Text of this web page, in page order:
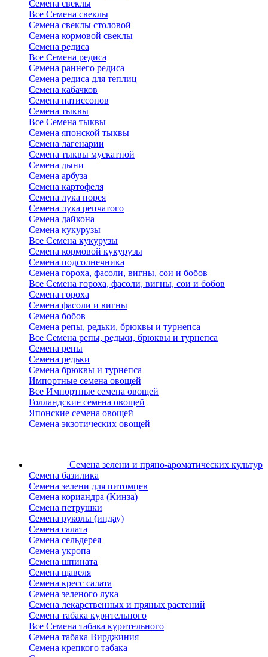
Семена свеклы
Все Семена свеклы
Семена свеклы столовой
Семена кормовой свеклы
Семена редиса
Все Семена редиса
Семена раннего редиса
Семена редиса для теплиц
Семена кабачков
Семена патиссонов
Семена тыквы
Все Семена тыквы
Семена японской тыквы
Семена лагенарии
Семена тыквы мускатной
Семена дыни
Семена арбуза
Семена картофеля
Семена лука порея
Семена лука репчатого
Семена дайкона
Семена кукурузы
Все Семена кукурузы
Семена кормовой кукурузы
Семена подсолнечника
Семена гороха, фасоли, вигны, сои и бобов
Все Семена гороха, фасоли, вигны, сои и бобов
Семена гороха
Семена фасоли и вигны
Семена бобов
Семена репы, редьки, брюквы и турнепса
Все Семена репы, редьки, брюквы и турнепса
Семена репы
Семена редьки
Семена брюквы и турнепса
Импортные семена овощей
Все Импортные семена овощей
Голландские семена овощей
Японские семена овощей
Семена экзотических овощей
Семена зелени и пряно-ароматических культур
Семена базилика
Семена зелени для питомцев
Семена кориандра (Кинза)
Семена петрушки
Семена руколы (индау)
Семена салата
Семена сельдерея
Семена укропа
Семена шпината
Семена щавеля
Семена кресс салата
Семена зеленого лука
Семена лекарственных и пряных растений
Семена табака курительного
Все Семена табака курительного
Семена табака Вирджиния
Семена крепкого табака